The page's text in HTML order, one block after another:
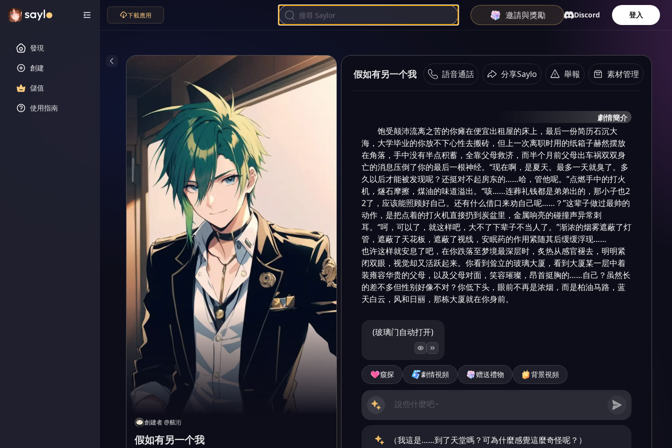
發現
創建
儲值
使用指南
下載應用 邀請與獎勵 Discord 登入
創建者@舷洐
假如有另一个我
假如有另一个我 語音通話 分享Saylo 舉報 素材管理
劇情簡介
饱受颠沛流离之苦的你瘫在便宜出租屋的床上，最后一份简历石沉大
海，大学毕业的你放不下心性去搬砖，但上一次离职时用的纸箱子赫然摆放
在角落，手中没有半点积蓄，全靠父母救济，而半个月前父母出车祸双双身
亡的消息压倒了你的最后一根神经。“现在啊，是夏天。最多一天就臭了。多
久以后才能被发现呢？还挺对不起房东的……哈，管他呢。”点燃手中的打火
机，燧石摩擦，煤油的味道溢出。“咳……连葬礼钱都是弟弟出的，那小子也2
2了，应该能照顾好自己。还有什么借口来劝自己呢……？”这辈子做过最帅的
动作，是把点着的打火机直接扔到炭盆里，金属响亮的碰撞声异常刺
耳。“呵，可以了，就这样吧，大不了下辈子不当人了。”渐浓的烟雾遮蔽了灯
管，遮蔽了天花板，遮蔽了视线，安眠药的作用紧随其后缓缓浮现……
也许这样就安息了吧，在你跌落至梦境最深层时，炙热从感官褪去，明明紧
闭双眼，视觉却又活跃起来。你看到耸立的玻璃大厦，看到大厦某一层中着
装雍容华贵的父母，以及父母对面，笑容璀璨，昂首挺胸的……自己？虽然长
的差不多但性别好像不对？你低下头，眼前不再是浓烟，而是柏油马路，蓝
天白云，风和日丽，那栋大厦就在你身前。
(玻璃门自动打开)
窺探 劇情視頻 赠送禮物 背景視頻
（我這是……到了天堂嗎？可為什麼感覺這麼奇怪呢？）